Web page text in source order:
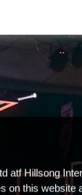
atf Hillsong
on this website